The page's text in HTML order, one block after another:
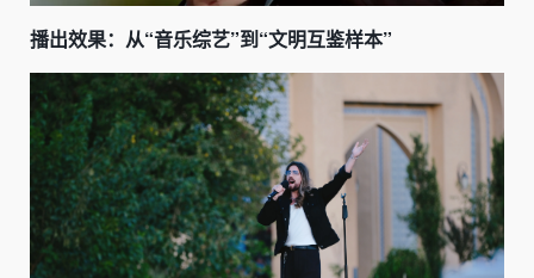
播出效果：从“音乐综艺”到“文明互鉴样本”